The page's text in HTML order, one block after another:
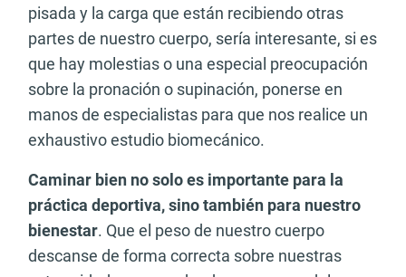
pisada y la carga que están recibiendo otras
partes de nuestro cuerpo, sería interesante, si es
que hay molestias o una especial preocupación
sobre la pronación o supinación, ponerse en
manos de especialistas para que nos realice un
exhaustivo estudio biomecánico.
Caminar bien no solo es importante para la
práctica deportiva, sino también para nuestro
bienestar. Que el peso de nuestro cuerpo
descanse de forma correcta sobre nuestras